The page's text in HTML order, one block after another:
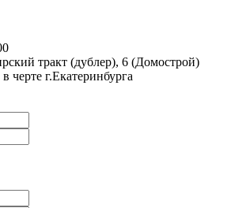
тракт (дублер), 6 (Домострой)
черте г.Екатеринбурга